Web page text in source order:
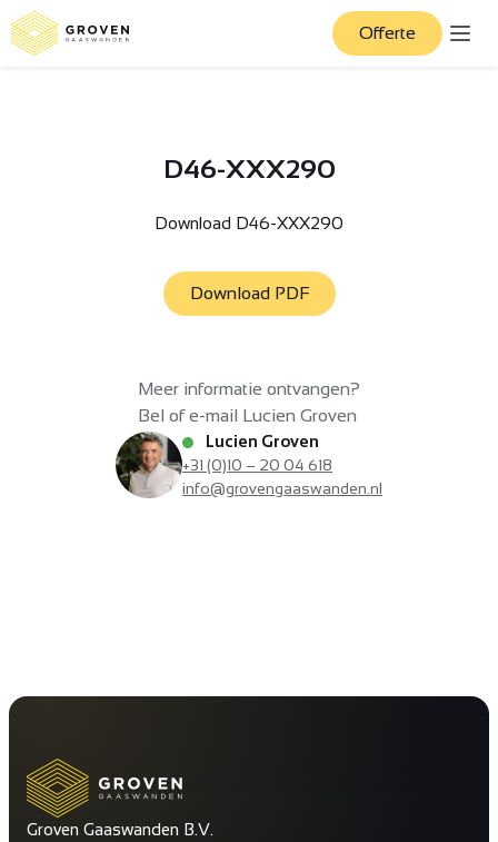
Offerte
D46-XXX290
Download D46-XXX290
Download PDF
Meer informatie ontvangen?
Bel of e-mail Lucien Groven
Lucien Groven
+31 (0)10 – 20 04 618
info@grovengaaswanden.nl
Groven Gaaswanden B.V.